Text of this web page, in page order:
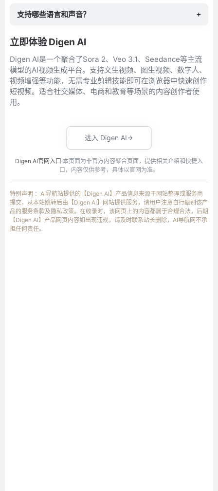
支持哪些语言和声音？ +
立即体验 Digen AI
Digen AI是一个聚合了Sora 2、Veo 3.1、Seedance等主流
模型的AI视频生成平台。支持文生视频、图生视频、数字人、
视频增强等功能，无需专业剪辑技能即可在浏览器中快速创作
短视频。适合社交媒体、电商和教育等场景的内容创作者使
用。
进入 Digen AI
Digen AI官网入口 ·本页面为非官方内容聚合页面，提供相关介绍和快捷入
口，内容仅供参考，具体以官网为准。
特别声明 ：AI导航站提供的【Digen AI】产品信息来源于网站整理或服务商
提交，从本站跳转后由【Digen AI】网站提供服务，请用户注意自行甄别该产
品的服务条款及隐私政策。在收录时，该网页上的内容都属于合规合法，后期
【Digen AI】产品网页内容如出现违规，请及时联系站长删除，AI导航网不承
担任何责任。